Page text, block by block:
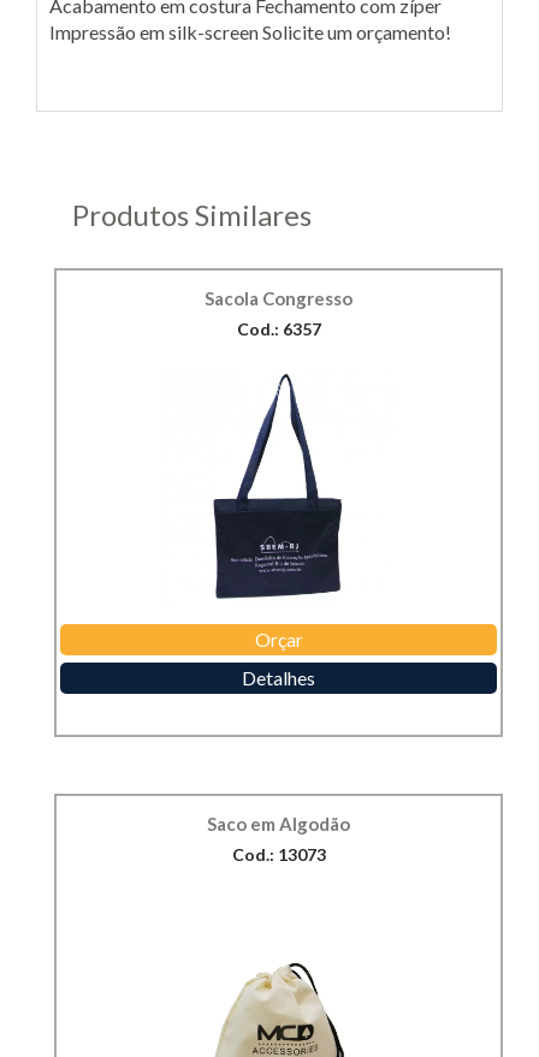
Acabamento em costura Fechamento com zíper
Impressão em silk-screen Solicite um orçamento!
Produtos Similares
Sacola Congresso
Cod.: 6357
Orçar
Detalhes
Saco em Algodão
Cod.: 13073